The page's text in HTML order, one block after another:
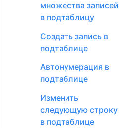
множества записей
в подтаблицу
Создать запись в
подтаблице
Автонумерация в
подтаблице
Изменить
следующую строку
в подтаблице